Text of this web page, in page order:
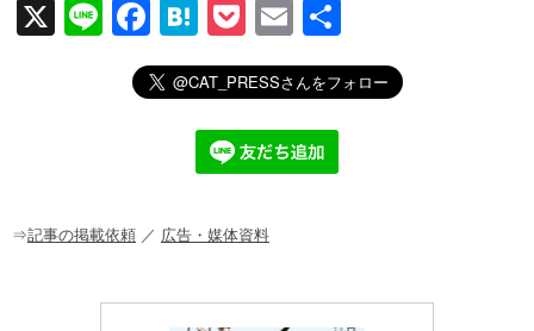
X
Li
F
a
c
o
H
at
e
n
a
P
o
ck
et
E
m
ail
有
⇒記事の掲載依頼 ／ 広告・媒体資料